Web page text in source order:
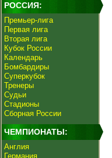
РОССИЯ:
Премьер-лига
Первая лига
Вторая лига
Кубок России
Календарь
Бомбардиры
Суперкубок
Тренеры
Судьи
Стадионы
Сборная России
ЧЕМПИОНАТЫ:
Англия
Германия